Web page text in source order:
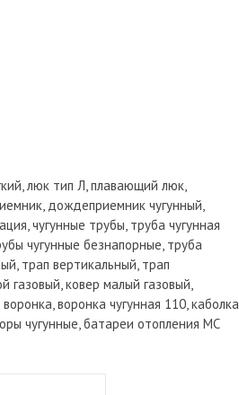
люк тип Л, плавающий люк,
дождеприемник чугунный,
чугунные трубы, труба чугунная
чугунные безнапорные, труба
трап вертикальный, трап
газовый, ковер малый газовый,
воронка чугунная 110, каболка,
чугунные, батареи отопления МС